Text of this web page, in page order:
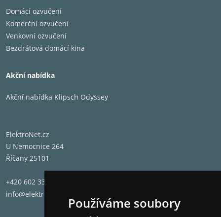
Používáme soubory
Domácí ozvučení
Komerční ozvučení
Venkovní ozvučení
Bezdrátová domácí kina
Akční nabídka
Akční nabídka Klipsch Odyssey
ElektroNet.cz
U Nemocnice 264
Říčany 25101
+420 602 331 662
info@elektronet.cz